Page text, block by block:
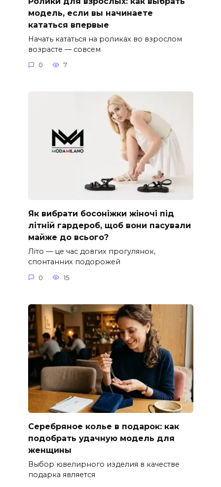
модель, если вы начинаете
кататься впервые
Начать кататься на роликах во взрослом
возрасте — совсем
0 7
Як вибрати босоніжки жіночі під
літній гардероб, щоб вони пасували
майже до всього?
Літо — це час довгих прогулянок,
спонтанних подорожей
0 15
Серебряное колье в подарок: как
подобрать удачную модель для
женщины
Выбор ювелирного изделия в качестве
подарка является